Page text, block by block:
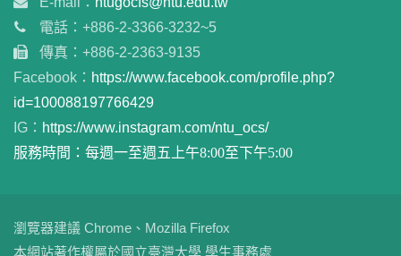
電話：+886-2-3366-3232~5
傳真：+886-2-2363-9135
Facebook： https://www.facebook.com/profile.php?
id=100088197766429
IG： https://www.instagram.com/ntu_ocs/
服務時間：每週一至週五上午8:00至下午5:00
瀏覽器建議 Chrome、Mozilla Firefox
本網站著作權屬於國立臺灣大學 學生事務處